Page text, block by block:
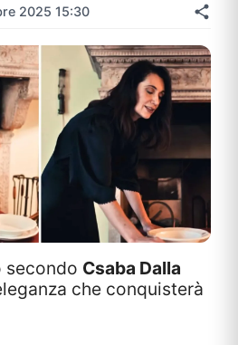
2025 15:30
secondo Csaba Dalla
che conquisterà